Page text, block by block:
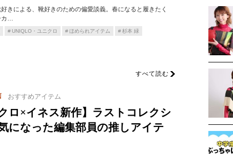
きによる、靴好きのための偏愛談義。春になると履きたく
カ…
UNIQLO・ユニクロ ほめられアイテム 杉本 緑
すべて読む
おすすめアイテム
ロ×イネス新作】ラストコレクシ
になった編集部員の推しアイテ